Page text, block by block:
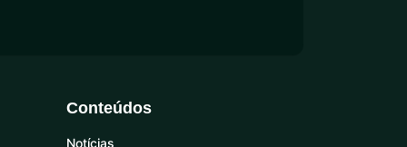
Conteúdos
Notícias